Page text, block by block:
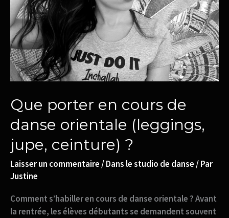
Que porter en cours de
danse orientale (leggings,
jupe, ceinture) ?
Laisser un commentaire /Dans le studio de danse / Par
Justine
Comment s’habiller en cours de danse orientale ? Avant
la rentrée, les élèves débutants se demandent souvent
cours
de
danse
orientale
(leggings,
jupe,
ceinture)